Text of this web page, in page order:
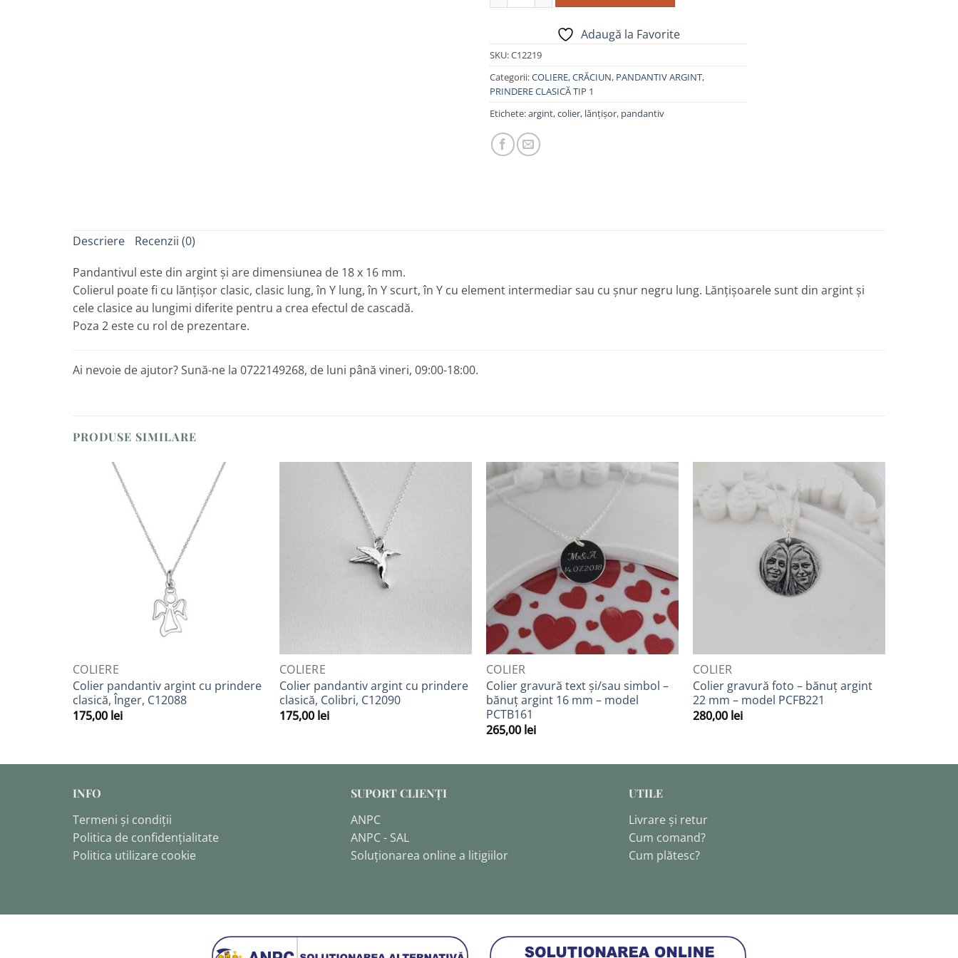
Adaugă la Favorite
SKU:C12219
Categorii:COLIERE,CRĂCIUN, PANDANTIV ARGINT,
PRINDERE CLASICĂ TIP 1
Etichete:argint,colier, lănțișor, pandantiv
Descriere
Recenzii (0)
Pandantivul este din argint și are dimensiunea de 18 x 16 mm.
Colierul poate fi cu lănțișor clasic, clasic lung, în Y lung, în Y scurt, în Y cu element intermediar sau cu șnur negru lung. Lănțișoarele sunt din argint și
cele clasice au lungimi diferite pentru a crea efectul de cascadă.
Poza 2 este cu rol de prezentare.
Ai nevoie de ajutor? Sună-ne la 0722149268, de luni până vineri, 09:00-18:00.
PRODUSE SIMILARE
QUICK VIEW
COLIERE
Colier pandantiv argint cu prindere
clasică, Înger, C12088
175,00 lei
QUICK VIEW
COLIERE
Colier pandantiv argint cu prindere
clasică, Colibri, C12090
175,00 lei
QUICK VIEW
COLIER
Colier gravură text și/sau simbol –
bănuț argint 16 mm – model
PCTB161
265,00 lei
Adaugă
la
Favorite
QUICK VIEW
COLIER
Colier gravură foto – bănuț argint
22 mm – model PCFB221
280,00 lei
INFO
Termeni și condiții
Politica de confidențialitate
Politica utilizare cookie
SUPORT CLIENȚI
ANPC
ANPC - SAL
Soluționarea online a litigiilor
UTILE
Livrare și retur
Cum comand?
Cum plătesc?